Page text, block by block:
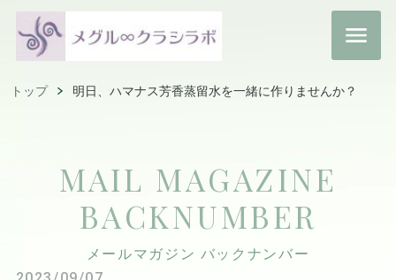
トップ 明日、ハマナス芳香蒸留水を一緒に作りませんか？
MAIL MAGAZINE
BACKNUMBER
メールマガジン バックナンバー